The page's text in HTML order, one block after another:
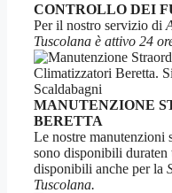
CONTROLLO DEI
Per il nostro servizio di
Tuscolana è attivo 24
MANUTENZIONE
BERETTA
Le nostre manutenzioni
sono disponibili
disponibili anche per la
Tuscolana.